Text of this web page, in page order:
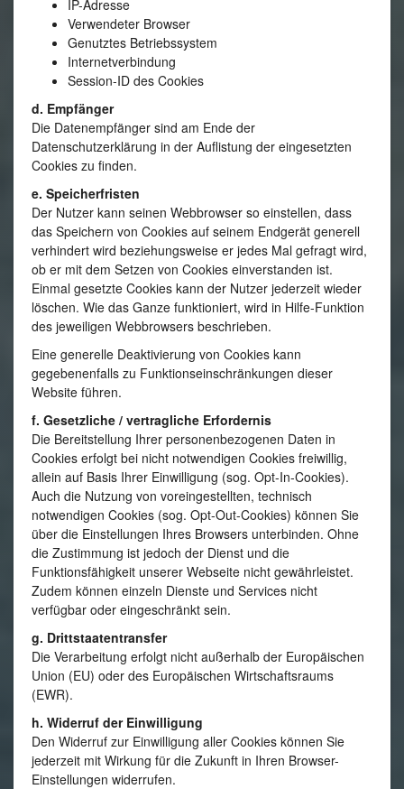
IP-Adresse
Verwendeter Browser
Genutztes Betriebssystem
Internetverbindung
Session-ID des Cookies
d. Empfänger
Die Datenempfänger sind am Ende der
Datenschutzerklärung in der Auflistung der eingesetzten
Cookies zu finden.
e. Speicherfristen
Der Nutzer kann seinen Webbrowser so einstellen, dass
das Speichern von Cookies auf seinem Endgerät generell
verhindert wird beziehungsweise er jedes Mal gefragt wird,
ob er mit dem Setzen von Cookies einverstanden ist.
Einmal gesetzte Cookies kann der Nutzer jederzeit wieder
löschen. Wie das Ganze funktioniert, wird in Hilfe-Funktion
des jeweiligen Webbrowsers beschrieben.
Eine generelle Deaktivierung von Cookies kann
gegebenenfalls zu Funktionseinschränkungen dieser
Website führen.
f. Gesetzliche / vertragliche Erfordernis
Die Bereitstellung Ihrer personenbezogenen Daten in
Cookies erfolgt bei nicht notwendigen Cookies freiwillig,
allein auf Basis Ihrer Einwilligung (sog. Opt-In-Cookies).
Auch die Nutzung von voreingestellten, technisch
notwendigen Cookies (sog. Opt-Out-Cookies) können Sie
über die Einstellungen Ihres Browsers unterbinden. Ohne
die Zustimmung ist jedoch der Dienst und die
Funktionsfähigkeit unserer Webseite nicht gewährleistet.
Zudem können einzeln Dienste und Services nicht
verfügbar oder eingeschränkt sein.
g. Drittstaatentransfer
Die Verarbeitung erfolgt nicht außerhalb der Europäischen
Union (EU) oder des Europäischen Wirtschaftsraums
(EWR).
h. Widerruf der Einwilligung
Den Widerruf zur Einwilligung aller Cookies können Sie
jederzeit mit Wirkung für die Zukunft in Ihren Browser-
Einstellungen widerrufen.